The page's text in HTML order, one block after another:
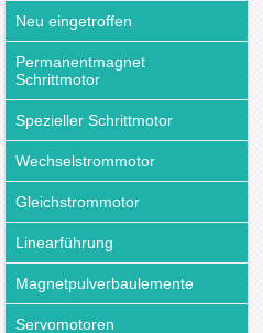
Neu eingetroffen
Permanentmagnet
Schrittmotor
Spezieller Schrittmotor
Wechselstrommotor
Gleichstrommotor
Linearführung
Magnetpulverbaulemente
Servomotoren